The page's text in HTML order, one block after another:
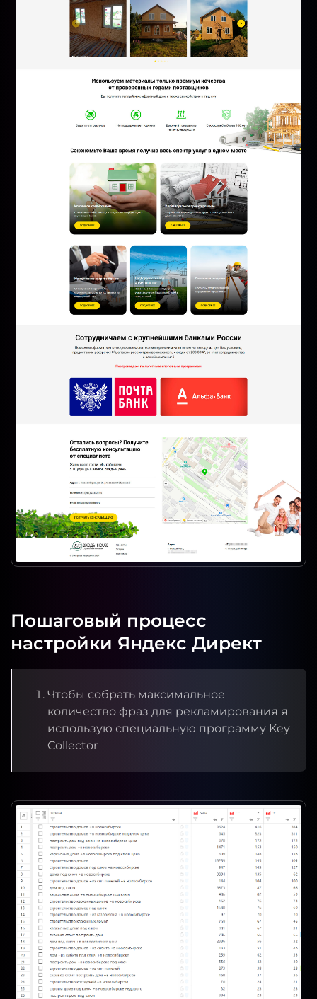
Пошаговый процесс
настройки Яндекс Директ
Чтобы собрать максимальное
количество фраз для рекламирования я
использую специальную программу Key
Collector